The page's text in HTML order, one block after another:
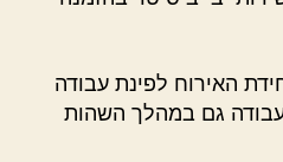
האירוח לפינת עבודה
גם במהלך השהות